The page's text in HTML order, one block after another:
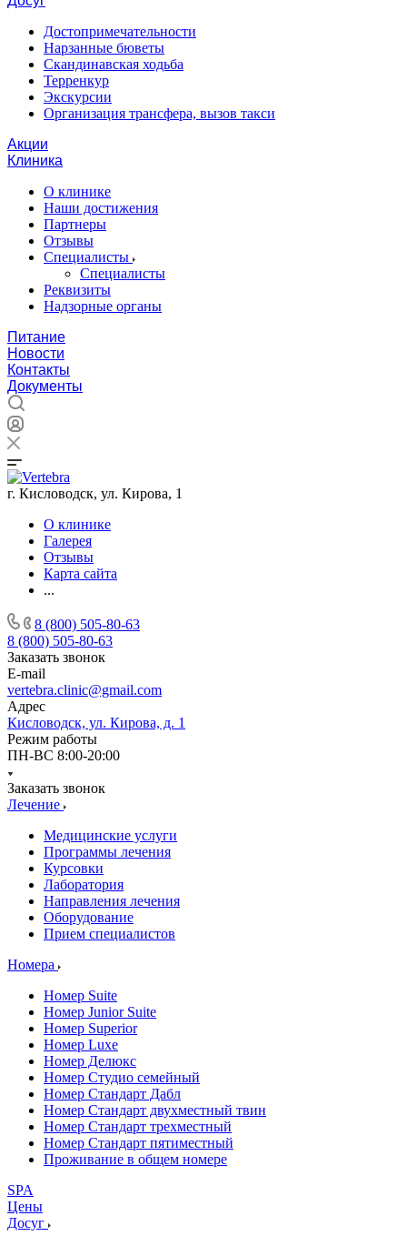
Достопримечательности
Нарзанные бюветы
Скандинавская ходьба
Терренкур
Экскурсии
Организация трансфера, вызов такси
Акции
Клиника
О клинике
Наши достижения
Партнеры
Отзывы
Специалисты
Специалисты
Реквизиты
Надзорные органы
Питание
Новости
Контакты
Документы
г. Кисловодск, ул. Кирова, 1
О клинике
Галерея
Отзывы
Карта сайта
...
8 (800) 505-80-63
8 (800) 505-80-63
Заказать звонок
E-mail
vertebra.clinic@gmail.com
Адрес
Кисловодск, ул. Кирова, д. 1
Режим работы
ПН-ВС 8:00-20:00
Заказать звонок
Лечение
Медицинские услуги
Программы лечения
Курсовки
Лаборатория
Направления лечения
Оборудование
Прием специалистов
Номера
Номер Suite
Номер Junior Suite
Номер Superior
Номер Luxe
Номер Делюкс
Номер Студио семейный
Номер Стандарт Дабл
Номер Стандарт двухместный твин
Номер Стандарт трехместный
Номер Стандарт пятиместный
Проживание в общем номере
SPA
Цены
Досуг